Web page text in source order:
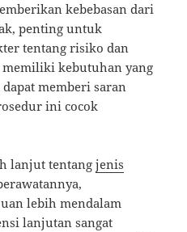
kebebasan dari
penting untuk
tentang risiko dan
memiliki kebutuhan yang
memberi saran
ini cocok
lanjut tentangjenis
lebih mendalam
lanjutan sangat